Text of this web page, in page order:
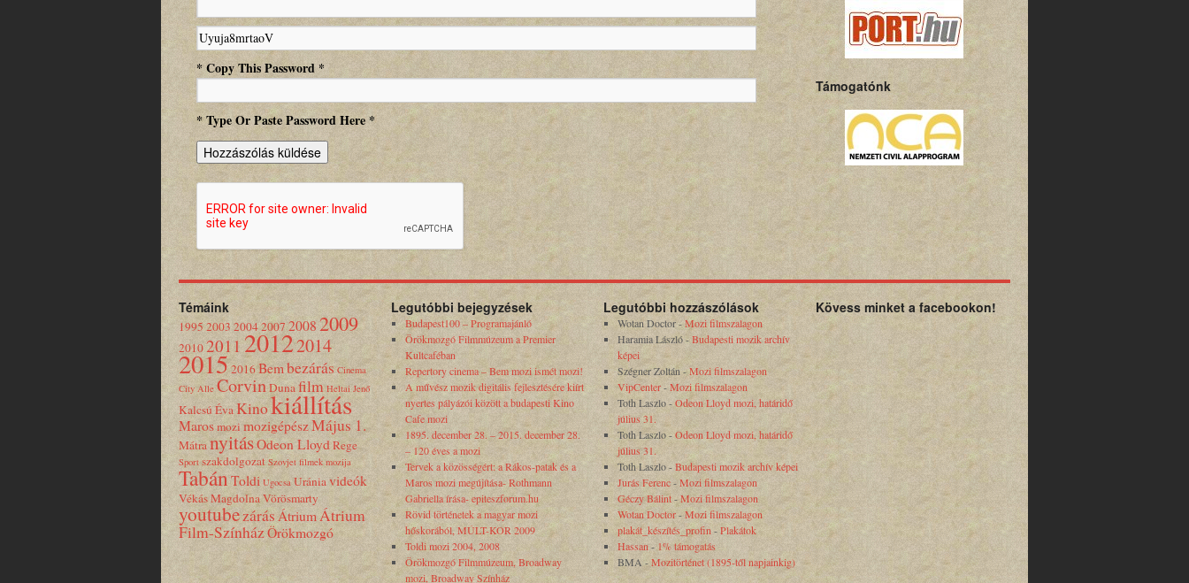
* Copy This Password *
* Type Or Paste Password Here *
Támogatónk
Témáink
1995 2003 20042007 20082009
20102011 20122014
20152016Bembezárás Cinema
City Alle CorvinDunafilm Heltai Jenő
Kalcsú ÉvaKinokiállítás
Marosmozi mozigépészMájus 1.
MátranyitásOdeon LloydRege
Sport szakdolgozat Szovjet filmek mozija
TabánToldi Ugocsa Urániavideók
Vékás MagdolnaVörösmarty
youtubezárás ÁtriumÁtrium
Film-SzínházÖrökmozgó
Legutóbbi bejegyzések
Budapest100 – Programajánló
Örökmozgó Filmmúzeum a Premier
Kultcaféban
Repertory cinema – Bem mozi ismét mozi!
A művész mozik digitális fejlesztésére kiírt
nyertes pályázói között a budapesti Kino
Cafe mozi
1895. december 28. – 2015. december 28.
– 120 éves a mozi
Tervek a közösségért: a Rákos-patak és a
Maros mozi megújítása- Rothmann
Gabriella írása- epiteszforum.hu
Rövid történetek a magyar mozi
hőskorából, MÚLT-KOR 2009
Toldi mozi 2004, 2008
Örökmozgó Filmmúzeum, Broadway
mozi, Broadway Színház
Legutóbbi hozzászólások
Wotan Doctor-Mozi filmszalagon
Haramia László-Budapesti mozik archív
képei
Szégner Zoltán -Mozi filmszalagon
VipCenter-Mozi filmszalagon
Toth Laszlo-Odeon Lloyd mozi, határidő
július 31.
Toth Laszlo-Odeon Lloyd mozi, határidő
július 31.
Toth Laszlo-Budapesti mozik archív képei
Jurás Ferenc-Mozi filmszalagon
Géczy Bálint-Mozi filmszalagon
Wotan Doctor-Mozi filmszalagon
plakát_készítés_profin-Plakátok
Hassan -1% támogatás
BMA -Mozitörténet (1895-től napjainkig)
Kövess minket a facebookon!